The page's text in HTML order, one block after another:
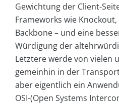
Gewichtung der Client-
Frameworks wie
Backbone – und eine
Würdigung der
Letztere werde von vielen
gemeinhin in der
aber eigentlich ein
OSI-(Open Systems